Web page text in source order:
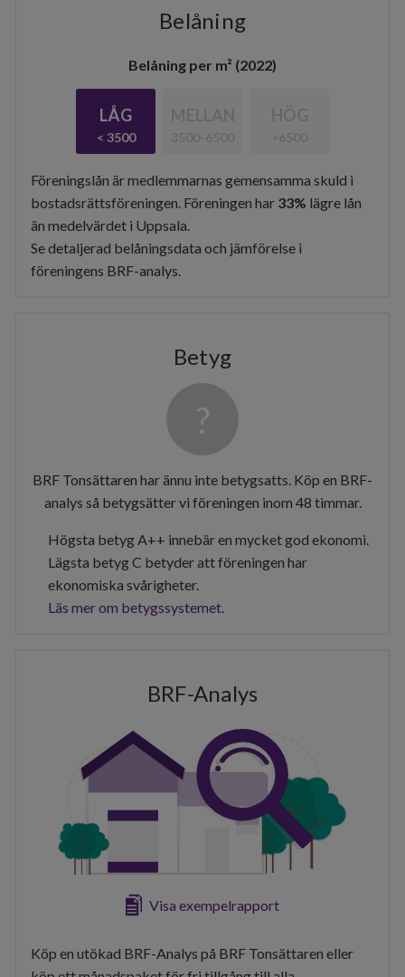
Belåning
Belåning per m² (2022)
LÅG
< 3500
Föreningslån är medlemmarnas gemensamma skuld i
bostadsrättsföreningen. Föreningen har 33% lägre lån
än medelvärdet i Uppsala.
Se detaljerad belåningsdata och jämförelse i
föreningens BRF-analys.
Betyg
BRF Tonsättaren har ännu inte betygsatts. Köp en BRF-
analys så betygsätter vi föreningen inom 48 timmar.
Högsta betyg A++ innebär en mycket god ekonomi.
Lägsta betyg C betyder att föreningen har
ekonomiska svårigheter.
Läs mer om betygssystemet.
BRF-Analys
Visa exempelrapport
Köp en utökad BRF-Analys på BRF Tonsättaren eller